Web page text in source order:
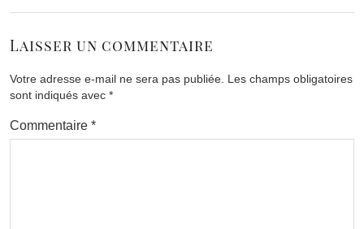
Laisser un commentaire
Votre adresse e-mail ne sera pas publiée. Les champs obligatoires
sont indiqués avec *
Commentaire *